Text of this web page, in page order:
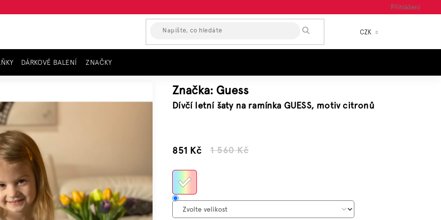
CZK
Přihlášení
DÁRKOVÉ BALENÍ ZNAČKY
Dívčí letní šaty na ramínka GUESS, motiv citronů
Značka: Guess
1 560 Kč
851 Kč Měrná